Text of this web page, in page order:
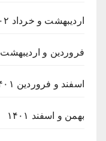
اردیبهشت و خرداد ۱۴۰۲
فروردین و اردیبهشت ۱۴۰۲
اسفند و فروردین ۱۴۰۱
بهمن و اسفند ۱۴۰۱